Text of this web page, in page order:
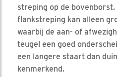
streping op de
flankstreping kan alleen
waarbij de aan- of
teugel een goed
een langere staart dan
kenmerkend.